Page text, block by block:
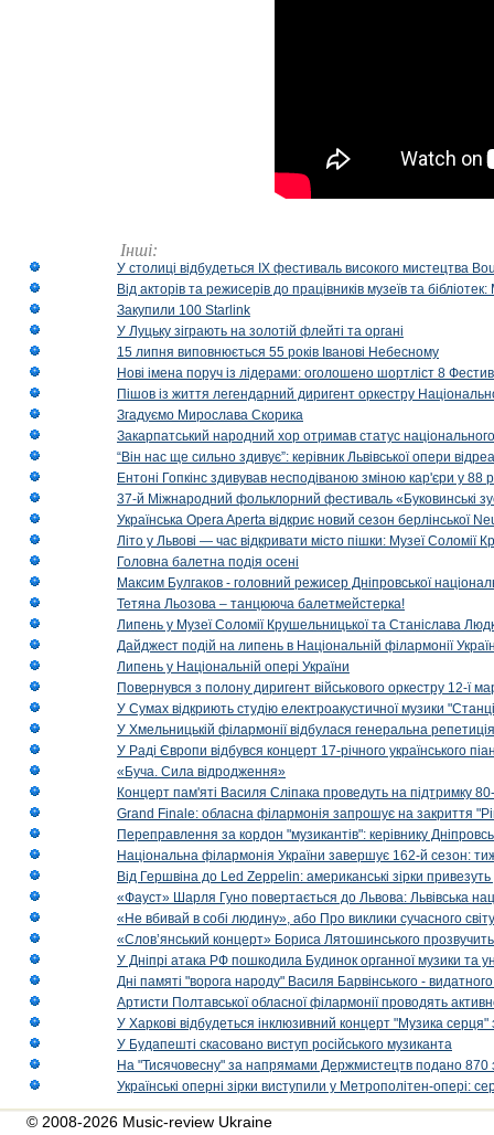
Інші:
У столиці відбудеться IX фестиваль високого мистецтва
Від акторів та режисерів до працівників музеїв та
Закупили 100 Starlink
У Луцьку зіграють на золотій флейті та органі
15 липня виповнюється 55 років Іванові Небесному
Нові імена поруч із лідерами: оголошено шортліст 8
Пішов із життя легендарний диригент оркестру
Згадуємо Мирослава Скорика
Закарпатський народний хор отримав статус національного
“Він нас ще сильно здивує”: керівник Львівської опери
Ентоні Гопкінс здивував несподіваною зміною кар'єри у 88
37-й Міжнародний фольклорний фестиваль «Буковинські
Українська Opera Aperta відкриє новий сезон берлінської
Літо у Львові — час відкривати місто пішки: Музеї Соломії
Головна балетна подія осені
Максим Булгаков - головний режисер Дніпровської
Тетяна Льозова – танцююча балетмейстерка!
Липень у Музеї Соломії Крушельницької та Станіслава
Дайджест подій на липень в Національній філармонії
Липень у Національній опері України
Повернувся з полону диригент військового оркестру 12-ї
У Сумах відкриють студію електроакустичної музики
У Хмельницькій філармонії відбулася генеральна
У Раді Європи відбувся концерт 17-річного українського
«Буча. Сила відродження»
Концерт пам'яті Василя Сліпака проведуть на підтримку
Grand Finale: обласна філармонія запрошує на закриття
Переправлення за кордон "музикантів": керівнику
Національна філармонія України завершує 162-й сезон:
Від Гершвіна до Led Zeppelin: американські зірки
«Фауст» Шарля Гуно повертається до Львова: Львівська
«Не вбивай в собі людину», або Про виклики сучасного світу
«Слов’янський концерт» Бориса Лятошинського
У Дніпрі атака РФ пошкодила Будинок органної музики та
Дні памяті "ворога народу" Василя Барвінського -
Артисти Полтавської обласної філармонії проводять
У Харкові відбудеться інклюзивний концерт "Музика
У Будапешті скасовано виступ російського музиканта
На "Тисячовесну" за напрямами Держмистецтв подано 870
Українські оперні зірки виступили у Метрополітен-опері:
© 2008-2026 Music-review Ukraine